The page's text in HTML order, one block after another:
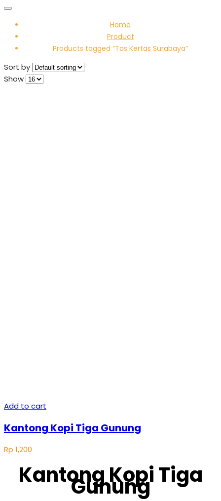
Home
Product
Products tagged “Tas Kertas Surabaya”
Sort by
Show
Add to cart
Kantong Kopi Tiga Gunung
Rp 1,200
Kantong Kopi Tiga
Gunung